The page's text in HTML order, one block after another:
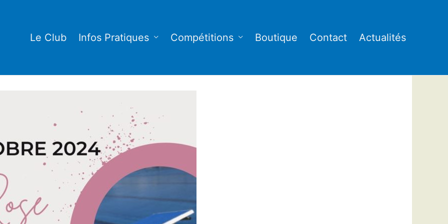
Le Club Infos Pratiques Compétitions Boutique Contact Actualités